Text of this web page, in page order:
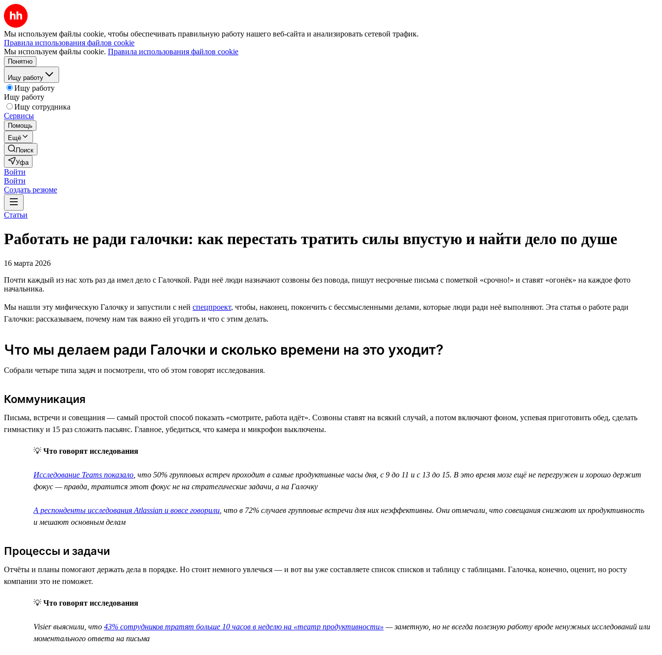
Мы используем файлы cookie, чтобы обеспечивать правильную работу нашего веб-сайта и анализировать сетевой трафик.
Правила использования файлов cookie
Мы используем файлы cookie. Правила использования файлов cookie
Понятно
Ищу работу
Ищу работу
Ищу работу
Ищу сотрудника
Сервисы
Помощь
Ещё
Поиск
Уфа
Войти
Войти
Создать резюме
Статьи
Работать не ради галочки: как перестать тратить силы впустую и найти дело по душе
16 марта 2026
Почти каждый из нас хоть раз да имел дело с Галочкой. Ради неё люди назначают созвоны без повода, пишут несрочные письма с пометкой «срочно!» и ставят «огонёк» на каждое фото
начальника.
Мы нашли эту мифическую Галочку и запустили с ней спецпроект, чтобы, наконец, покончить с бессмысленными делами, которые люди ради неё выполняют. Эта статья о работе ради
Галочки: рассказываем, почему нам так важно ей угодить и что с этим делать.
Что мы делаем ради Галочки и сколько времени на это уходит?
Собрали четыре типа задач и посмотрели, что об этом говорят исследования.
Коммуникация
Письма, встречи и совещания — самый простой способ показать «смотрите, работа идёт». Созвоны ставят на всякий случай, а потом включают фоном, успевая приготовить обед, сделать
гимнастику и 15 раз сложить пасьянс. Главное, убедиться, что камера и микрофон выключены.
💡 Что говорят исследования
Исследование Teams показало , что 50% групповых встреч проходит в самые продуктивные часы дня, с 9 до 11 и с 13 до 15. В это время мозг ещё не перегружен и хорошо держит
фокус — правда, тратится этот фокус не на стратегические задачи, а на Галочку
А респонденты исследования Atlassian и вовсе говорили , что в 72% случаев групповые встречи для них неэффективны. Они отмечали, что совещания снижают их продуктивность
и мешают основным делам
Процессы и задачи
Отчёты и планы помогают держать дела в порядке. Но стоит немного увлечься — и вот вы уже составляете список списков и таблицу с таблицами. Галочка, конечно, оценит, но росту
компании это не поможет.
💡 Что говорят исследования
Visier выяснили, что 43% сотрудников тратят больше 10 часов в неделю на «театр продуктивности» — заметную, но не всегда полезную работу вроде ненужных исследований или
моментального ответа на письма